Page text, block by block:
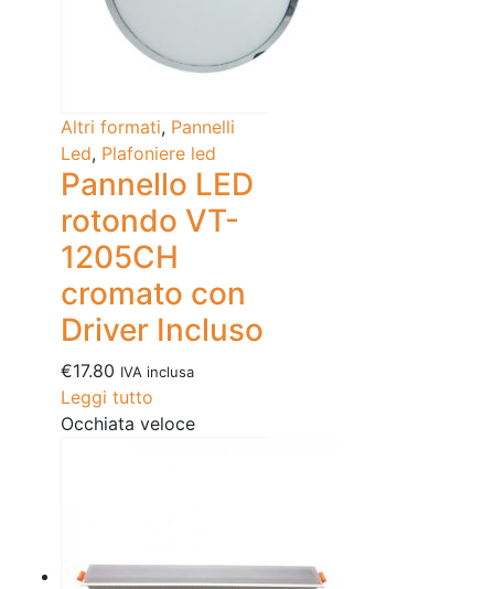
Altri formati, Pannelli
Led, Plafoniere led
Pannello LED
rotondo VT-
1205CH
cromato con
Driver Incluso
€17.80 IVA inclusa
Leggi tutto
Occhiata veloce